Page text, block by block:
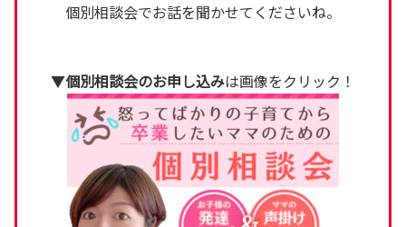
個別相談会でお話を聞かせてくださいね。
▼個別相談会のお申し込みは画像をクリック！